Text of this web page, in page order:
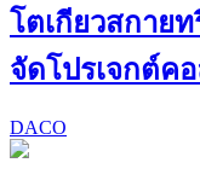
โตเกียวสกาย
จัดโปรเจกต์ค
DACO